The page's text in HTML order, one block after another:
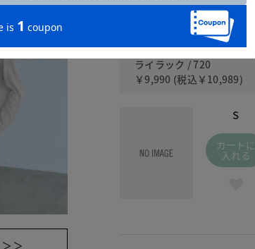
＞
ライラック / 720
￥9,990 (税込 ￥10,989)
S
カートに
入れる